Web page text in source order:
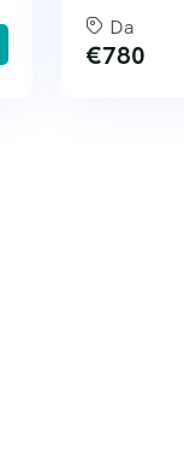
Da
€780